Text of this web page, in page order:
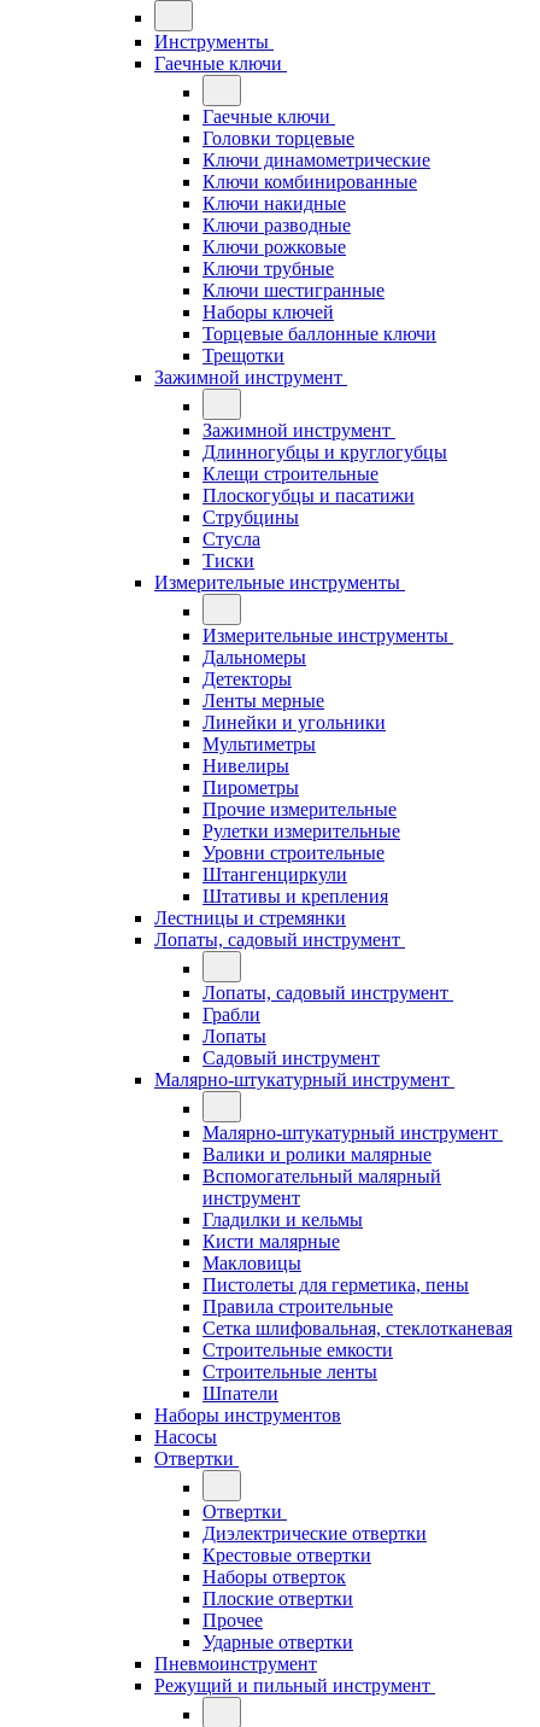
Инструменты
Гаечные ключи
Гаечные ключи
Головки торцевые
Ключи динамометрические
Ключи комбинированные
Ключи накидные
Ключи разводные
Ключи рожковые
Ключи трубные
Ключи шестигранные
Наборы ключей
Торцевые баллонные ключи
Трещотки
Зажимной инструмент
Зажимной инструмент
Длинногубцы и круглогубцы
Клещи строительные
Плоскогубцы и пасатижи
Струбцины
Стусла
Тиски
Измерительные инструменты
Измерительные инструменты
Дальномеры
Детекторы
Ленты мерные
Линейки и угольники
Мультиметры
Нивелиры
Пирометры
Прочие измерительные
Рулетки измерительные
Уровни строительные
Штангенциркули
Штативы и крепления
Лестницы и стремянки
Лопаты, садовый инструмент
Лопаты, садовый инструмент
Грабли
Лопаты
Садовый инструмент
Малярно-штукатурный инструмент
Малярно-штукатурный инструмент
Валики и ролики малярные
Вспомогательный малярный
инструмент
Гладилки и кельмы
Кисти малярные
Макловицы
Пистолеты для герметика, пены
Правила строительные
Сетка шлифовальная, стеклотканевая
Строительные емкости
Строительные ленты
Шпатели
Наборы инструментов
Насосы
Отвертки
Отвертки
Диэлектрические отвертки
Крестовые отвертки
Наборы отверток
Плоские отвертки
Прочее
Ударные отвертки
Пневмоинструмент
Режущий и пильный инструмент